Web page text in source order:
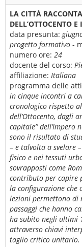
LA CITTÀ
DELL’OTTOCENTO
data presunta:
progetto formativo -
numero ore: 24
docente del corso:
affiliazione: Italiana
programma delle
in cinque incontri a
cronologico rispetto
dell’Ottocento, dagli
capitale” dell’Impero
sono il risultato di
– e talvolta a svelare
fisico e nei tessuti
sovrapposti come
contributo per capire
la configurazione che
lezioni permettono di
passaggi che hanno
ha subito negli ultimi
attraverso chiavi
taglio critico unitario.